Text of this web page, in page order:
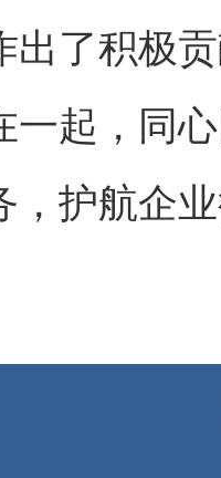
出了积极
一起，同
，护航企